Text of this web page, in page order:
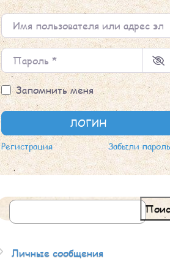
Имя пользователя или адрес
Пароль
Запомнить меня
ЛОГИН
Регистрация Забыли
Личные сообщения